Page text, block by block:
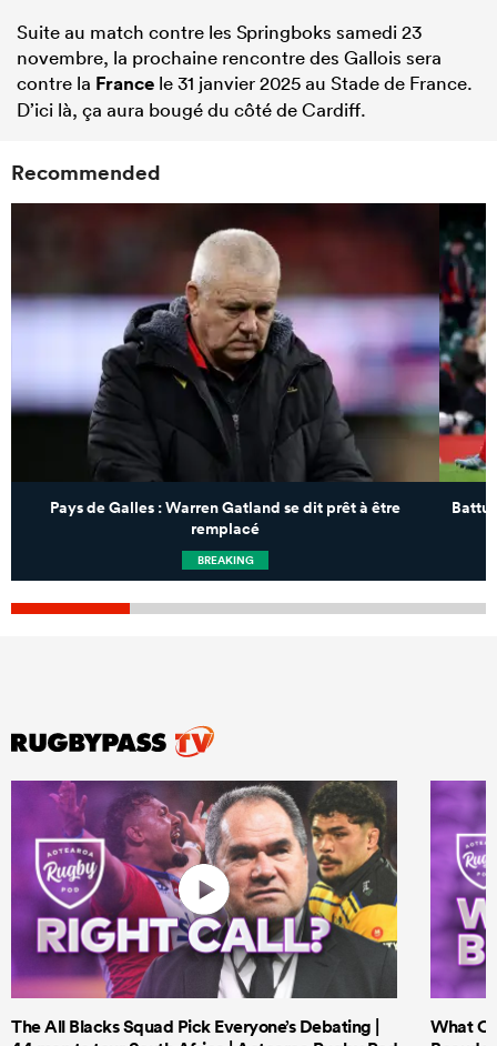
Suite au match contre les Springboks samedi 23
novembre, la prochaine rencontre des Gallois sera
contre la France le 31 janvier 2025 au Stade de France.
D’ici là, ça aura bougé du côté de Cardiff.
Recommended
Pays de Galles : Warren Gatland se dit prêt à être
remplacé
BREAKING
Battu
The All Blacks Squad Pick Everyone’s Debating |
What